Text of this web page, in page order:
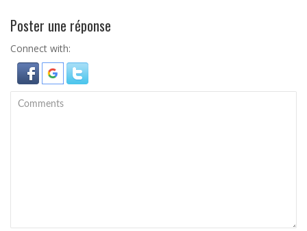
Poster une réponse
Connect with: